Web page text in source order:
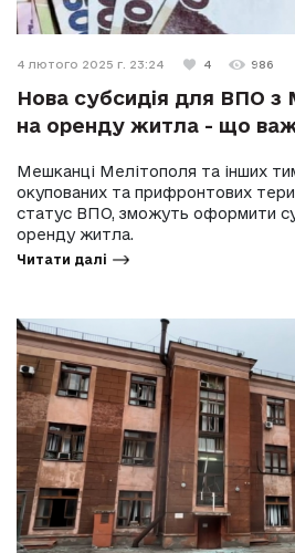
4 лютого 2025 г. 23:24 4 986
Нова субсидія для ВПО з
на оренду житла - що
Мешканці Мелітополя та інших
окупованих та прифронтових
статус ВПО, зможуть оформити
оренду житла.
Читати далі